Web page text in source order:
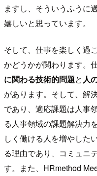
ますし、そういうふうに
嬉しいと思っています。
そして、仕事を楽しく過
かどうかが関わります。
に関わる技術的問題と 人
があります。そして、解
であり、適応課題は人事
る人事領域の課題解決力
しく働ける人を増やした
る理由であり、コミュニ
す。また、HRmethod